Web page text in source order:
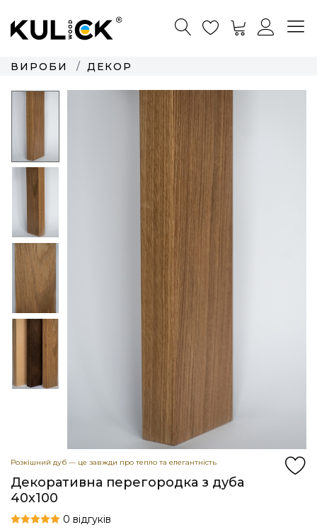
ВИРОБИ ДЕКОР
Розкішний дуб — це завжди про тепло та елегантність
Декоративна перегородка з дуба
40x100
0 відгуків